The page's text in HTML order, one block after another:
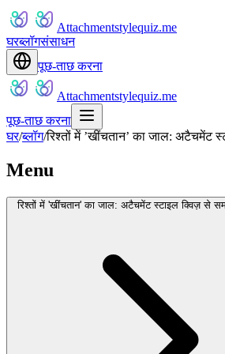
Attachmentstylequiz.me
घरब्लॉगसंसाधन
पूछ-ताछ करना
Attachmentstylequiz.me
पूछ-ताछ करना
घर/ब्लॉग/रिश्तों में ’खींचतान’ का जाल: अटैचमेंट
Menu
रिश्तों में 'खींचतान' का जाल: अटैचमेंट स्टाइल क्विज़ से